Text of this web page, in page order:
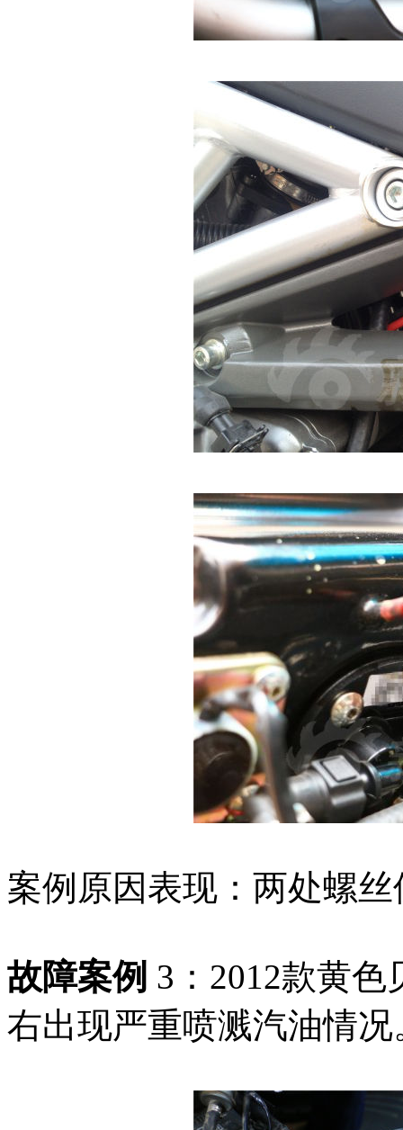
案例原因表现：两处螺
故障案例 3：2012款黄色
右出现严重喷溅汽油情况